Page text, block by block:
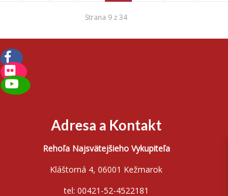
Strana 9 z 34
Adresa a Kontakt
Rehoľa Najsvätejšieho Vykupiteľa
Kláštorná 4, 06001 Kežmarok
tel: 00421-52-4522181